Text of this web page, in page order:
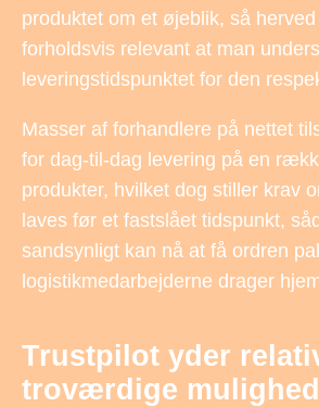
produktet om et øjeblik, så
forholdsvis relevant at man
leveringstidspunktet for den
Masser af forhandlere på nettet
for dag-til-dag levering på en
produkter, hvilket dog stiller krav
laves før et fastslået tidspunkt,
sandsynligt kan nå at få ordren
logistikmedarbejderne drager
Trustpilot yder
troværdige